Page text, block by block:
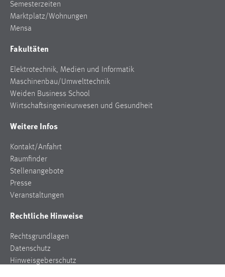
Semesterzeiten
Marktplatz/Wohnungen
Mensa
Fakultäten
Elektrotechnik, Medien und Informatik
Maschinenbau/Umwelttechnik
Weiden Business School
Wirtschaftsingenieurwesen und Gesundheit
Weitere Infos
Kontakt/Anfahrt
Raumfinder
Stellenangebote
Presse
Veranstaltungen
Rechtliche Hinweise
Rechtsgrundlagen
Datenschutz
Hinweisgeberschutz